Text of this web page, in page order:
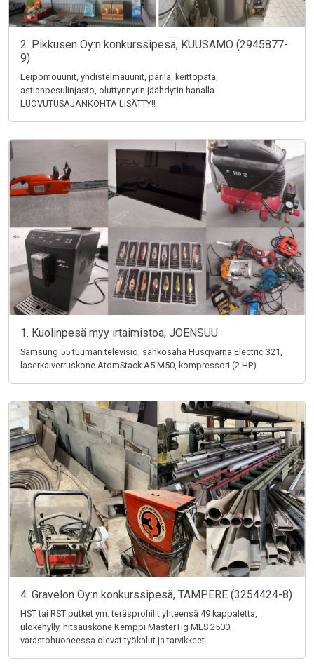
2. Pikkusen Oy:n konkurssipesä, KUUSAMO (2945877-
9)
Leipomouunit, yhdistelmäuunit, parila, keittopata,
astianpesulinjasto, oluttynnyrin jäähdytin hanalla
LUOVUTUSAJANKOHTA LISÄTTY!!
1. Kuolinpesä myy irtaimistoa, JOENSUU
Samsung 55 tuuman televisio, sähkösaha Husqvarna Electric 321,
laserkaiverruskone AtomStack A5 M50, kompressori (2 HP)
4. Gravelon Oy:n konkurssipesä, TAMPERE (3254424-8)
HST tai RST putket ym. teräsprofiilit yhteensä 49 kappaletta,
ulokehylly, hitsauskone Kemppi MasterTig MLS 2500,
varastohuoneessa olevat työkalut ja tarvikkeet